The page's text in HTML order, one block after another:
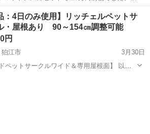
コンセントと照明あり。 購入して、使
っと保管していたので、出品前にマットレス
温泉駅 ベッド Platz
：4日のみ使用】リッチェルペットサ
・屋根あり 90～154㎝調整可能
円
江市
3月30日
ペットサークルワイド＆専用屋根面】 以下